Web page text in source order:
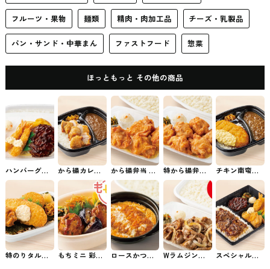
フルーツ・果物 麺類 精肉・肉加工品 チーズ・乳製品
パン・サンド・中華まん ファストフード 惣菜
ほっともっと その他の商品
ハンバーグ＆
エビフライ弁
当 ほっともっ
とのお弁当
から揚カレー
ほっともっと
のお弁当
から揚弁当 ほ
っともっとの
お弁当
特から揚弁当
ほっともっと
のお弁当
チキン南蛮カ
レー
特のりタル弁
当 ほっともっ
もちミニ 彩・
豆腐ハンバー
ロースかつと
じ弁当 ほっと
Wラムジンギ
スカン弁当(肉
スペシャル洋
風バラエティ